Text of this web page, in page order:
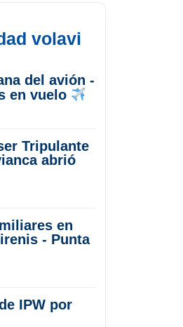
volavi
del avión -
en vuelo
Tripulante
abrió
en
- Punta
IPW por